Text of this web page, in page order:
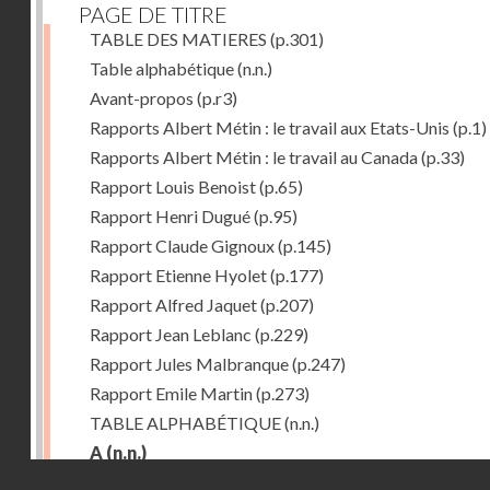
PAGE DE TITRE
TABLE DES MATIERES (p.301)
Table alphabétique(n.n.)
Avant-propos (p.r3)
Rapports Albert Métin : le travail aux Etats-Unis (p.1)
Rapports Albert Métin : le travail au Canada(p.33)
Rapport Louis Benoist(p.65)
Rapport Henri Dugué(p.95)
Rapport Claude Gignoux(p.145)
Rapport Etienne Hyolet(p.177)
Rapport Alfred Jaquet(p.207)
Rapport Jean Leblanc (p.229)
Rapport Jules Malbranque(p.247)
Rapport Emile Martin(p.273)
TABLE ALPHABÉTIQUE(n.n.)
A (n.n.)